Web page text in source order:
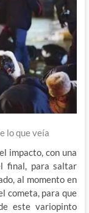
lo que veía
impacto, con una
final, para saltar
al momento en
cometa, para que
este variopinto